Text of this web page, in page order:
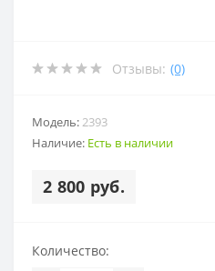
Отзывы: (0)
Модель:2393
Наличие: Есть в наличии
2 800 руб.
Количество: